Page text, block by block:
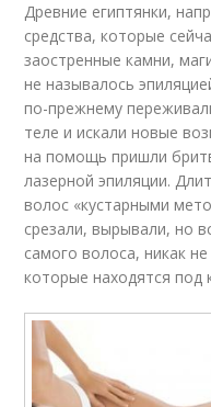
Древние египтянки,
средства, которые
заостренные камни,
не называлось
по-прежнему
теле и искали новые
на помощь пришли
лазерной эпиляции.
волос «кустарными
срезали, вырывали, но
самого волоса, никак
которые находятся под